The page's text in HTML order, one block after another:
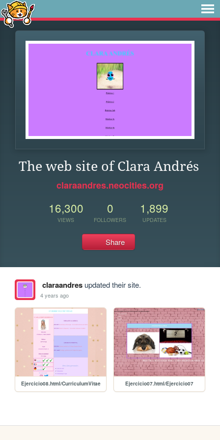
The web site of Clara Andrés
claraandres.neocities.org
16,300
VIEWS
0
FOLLOWERS
1,899
UPDATES
Share
claraandresupdated their site.
4 years ago
Ejercicio08.html/CurriculumVitae Ejercicio07.html/Ejercicio07